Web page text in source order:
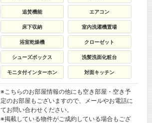
追焚機能 エアコン
床下収納 室内洗濯機置場
浴室乾燥機 クローゼット
シューズボックス 洗髪洗面化粧台
モニタ付インターホン 対面キッチン
※こちらのお部屋情報の他にも空き部屋・空き予
定のお部屋もございますので、メールやお電話に
てお問い合わせください。
※掲載している物件がご成約している場合もござ